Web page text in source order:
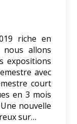
riche en
nous allons
expositions
avec
court
en 3 mois
nouvelle
sur…